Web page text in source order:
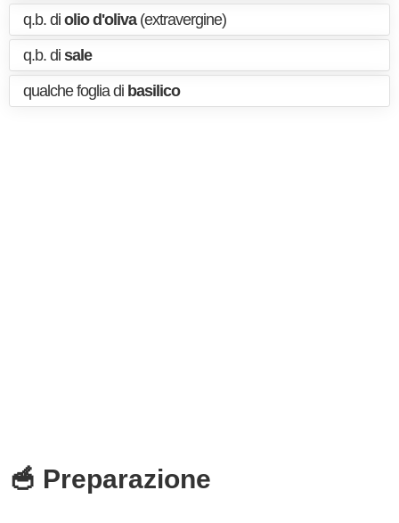
q.b. di olio d'oliva(extravergine)
q.b. di sale
qualche foglia di basilico
🥣 Preparazione